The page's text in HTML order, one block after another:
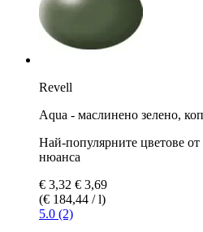
Revell
Aqua - маслинено зелено,
Най-популярните цветове
нюанса
€ 3,32 € 3,69
(€ 184,44 / l)
5.0 (2)